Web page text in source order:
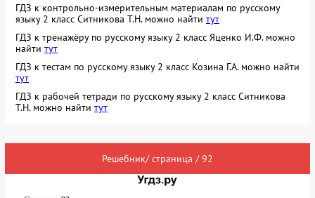
ГДЗ к контрольно-измерительным материалам по русскому
языку 2 класс Ситникова Т.Н. можно найти тут
ГДЗ к тренажёру по русскому языку 2 класс Яценко И.Ф. можно
найти тут
ГДЗ к тестам по русскому языку 2 класс Козина Г.А. можно найти
тут
ГДЗ к рабочей тетради по русскому языку 2 класс Ситникова
Т.Н. можно найти тут
Решебник/ страница / 92